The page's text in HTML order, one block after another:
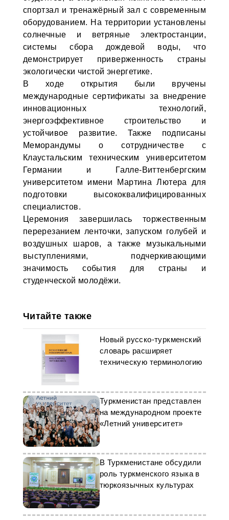
спортзал и тренажёрный зал с современным
оборудованием. На территории установлены
солнечные и ветряные электростанции,
системы сбора дождевой воды, что
демонстрирует приверженность страны
экологически чистой энергетике.
В ходе открытия были вручены
международные сертификаты за внедрение
инновационных технологий,
энергоэффективное строительство и
устойчивое развитие. Также подписаны
Меморандумы о сотрудничестве с
Клаустальским техническим университетом
Германии и Галле-Виттенбергским
университетом имени Мартина Лютера для
подготовки высококвалифицированных
специалистов.
Церемония завершилась торжественным
перерезанием ленточки, запуском голубей и
воздушных шаров, а также музыкальными
выступлениями, подчеркивающими
значимость события для страны и
студенческой молодёжи.
Читайте также
Новый русско-туркменский
словарь расширяет
техническую терминологию
Туркменистан представлен
на международном проекте
«Летний университет»
В Туркменистане обсудили
роль туркменского языка в
тюркоязычных культурах